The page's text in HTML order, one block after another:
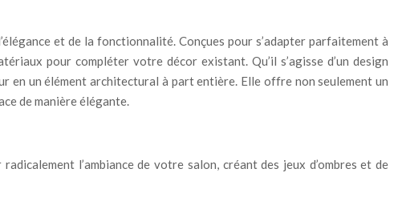
et de la fonctionnalité. Conçues pour s’adapter parfaitement à
pour compléter votre décor existant. Qu’il s’agisse d’un design
en un élément architectural à part entière. Elle offre non seulement un
de manière élégante.
l’ambiance de votre salon, créant des jeux d’ombres et de